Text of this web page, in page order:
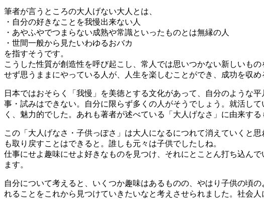
筆者が言うところの大人げない大人とは、
・自分の好きなことを我慢出来ない人
・あやふやでつまらない成熟や常識といったものとは無縁の人
・世間一般から見たいわゆるおバカ
を指すそうです。
こうした性質が創造性を呼び起こし、常人では思いつかない新しいも
せず思うままにやっている人が、人生を楽しむことができ、成功を収め
日本ではおそらく「我慢」を美徳とする文化があって、自分のような
事・試みはできない。自分に限らず多くの人がそうでしょう。就活し
く、魅力的でした。あれも著者が述べている「大人げなさ」に由来する
この「大人げなさ・子供っぽさ」は大人になるにつれて消えていくと
も取り戻すことはできると。誰しも元々は子供でしたしね。
仕事にせよ趣味にせよ好きなものを見つけ、それにとことん打ち込ん
ます。
自分について考えると、いくつか趣味はあるものの、やはり子供の頃
れることをこれから見つけていきたいなと考えさせられました。社会